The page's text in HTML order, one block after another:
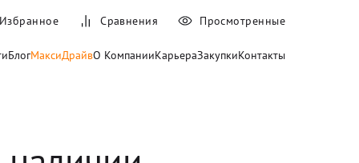
БлогМаксиДрайвО КомпанииКарьераЗакупкиКонтакты
Избранное Сравнения Просмотренные